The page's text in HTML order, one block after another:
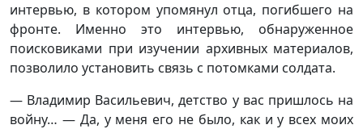
интервью, в котором упомянул отца, погибшего на
фронте. Именно это интервью, обнаруженное
поисковиками при изучении архивных материалов,
позволило установить связь с потомками солдата.
— Владимир Васильевич, детство у вас пришлось на
войну… — Да, у меня его не было, как и у всех моих